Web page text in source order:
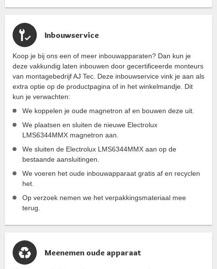
Inbouwservice
Koop je bij ons een of meer inbouwapparaten? Dan kun je
deze vakkundig laten inbouwen door gecertificeerde monteurs
van montagebedrijf AJ Tec. Deze inbouwservice vink je aan als
extra optie op de productpagina of in het winkelmandje. Dit
kun je verwachten:
We koppelen je oude magnetron af en bouwen deze uit.
We plaatsen en sluiten de nieuwe Electrolux
LMS6344MMX magnetron aan.
We sluiten de Electrolux LMS6344MMX aan op de
bestaande aansluitingen.
We voeren het oude inbouwapparaat gratis af en recyclen
het.
Op verzoek nemen we het verpakkingsmateriaal mee
terug.
Meenemen oude apparaat